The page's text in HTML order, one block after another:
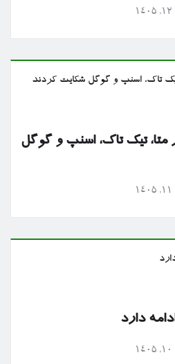
متا، تیک تاک، اسنپ و گوگل
دارد